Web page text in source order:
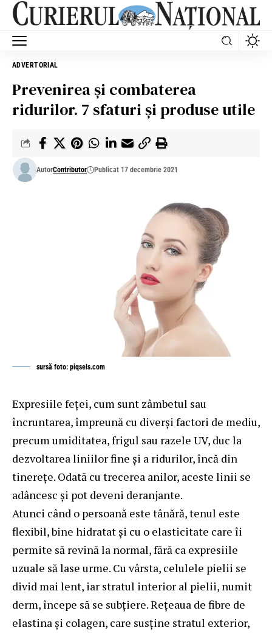
ADVERTORIAL
Prevenirea și combaterea
ridurilor. 7 sfaturi și produse utile
AutorContributor Publicat 17 decembrie 2021
sursă foto: piqsels.com
Expresiile feței, cum sunt zâmbetul sau
încruntarea, împreună cu diverși factori de mediu,
precum umiditatea, frigul sau razele UV, duc la
dezvoltarea liniilor fine și a ridurilor, încă din
tinerețe. Odată cu trecerea anilor, aceste linii se
adâncesc și pot deveni deranjante.
Atunci când o persoană este tânără, tenul este
flexibil, bine hidratat și cu o elasticitate care îi
permite să revină la normal, fără ca expresiile
uzuale să lase urme. Cu vârsta, celulele pielii se
divid mai lent, iar stratul interior al pielii, numit
derm, începe să se subțiere. Rețeaua de fibre de
elastina și colagen, care susține stratul exterior,